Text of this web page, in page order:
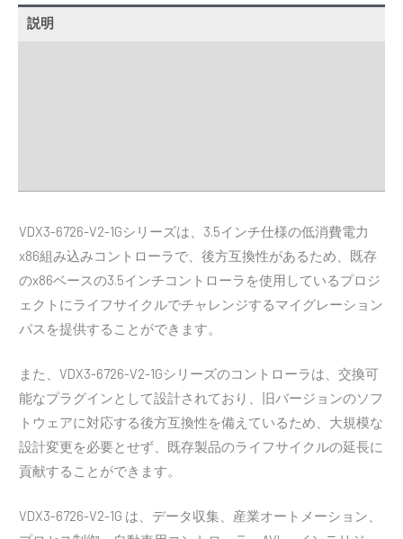
説明
VDX3-6726-V2-1Gシリーズは、3.5インチ仕様の低消費電力
x86組み込みコントローラで、後方互換性があるため、既存
のx86ベースの3.5インチコントローラを使用しているプロジ
ェクトにライフサイクルでチャレンジするマイグレーション
パスを提供することができます。
また、VDX3-6726-V2-1Gシリーズのコントローラは、交換可
能なプラグインとして設計されており、旧バージョンのソフ
トウェアに対応する後方互換性を備えているため、大規模な
設計変更を必要とせず、既存製品のライフサイクルの延長に
貢献することができます。
VDX3-6726-V2-1G は、データ収集、産業オートメーション、